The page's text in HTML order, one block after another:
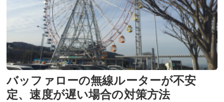
バッファローの無線ルーターが不安
定、速度が遅い場合の対策方法